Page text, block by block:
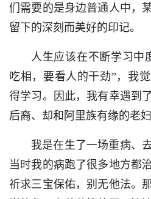
们需要的是身边普通人中，
留下的深刻而美好的印记。
人生应该在不断学习中
吃相，要看人的干劲”，我
得学习。因此，我有幸遇到
后裔、却和阿里族有缘的老妇
我是在生了一场重病、
当时我的病跑了很多地方都
祈求三宝保佑，别无他法。